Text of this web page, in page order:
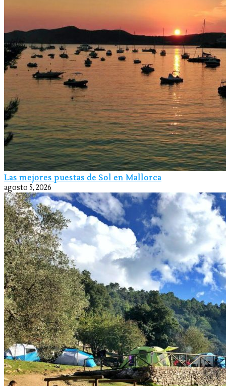
Las mejores puestas de Sol en Mallorca
agosto 5, 2026